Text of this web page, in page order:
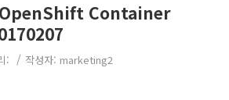
Container
: / 작성자: marketing2